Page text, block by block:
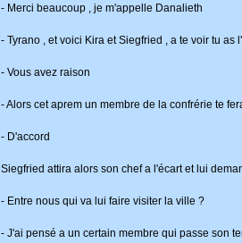
- Merci beaucoup , je m'appelle Danalieth
- Tyrano , et voici Kira et Siegfried , a te voir tu
- Vous avez raison
- Alors cet aprem un membre de la confrérie te
- D'accord
Siegfried attira alors son chef a l'écart et lui
- Entre nous qui va lui faire visiter la ville ?
- J'ai pensé a un certain membre qui passe son